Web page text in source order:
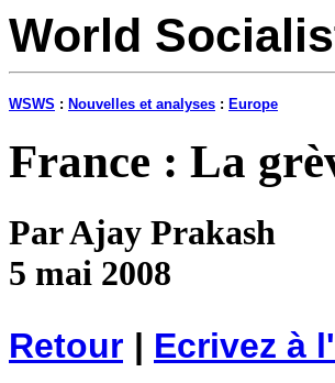
World
WSWS : Nouvelles et analyses : Europe
France : La
Par Ajay Prakash
5 mai 2008
Retour | Ecrivez à